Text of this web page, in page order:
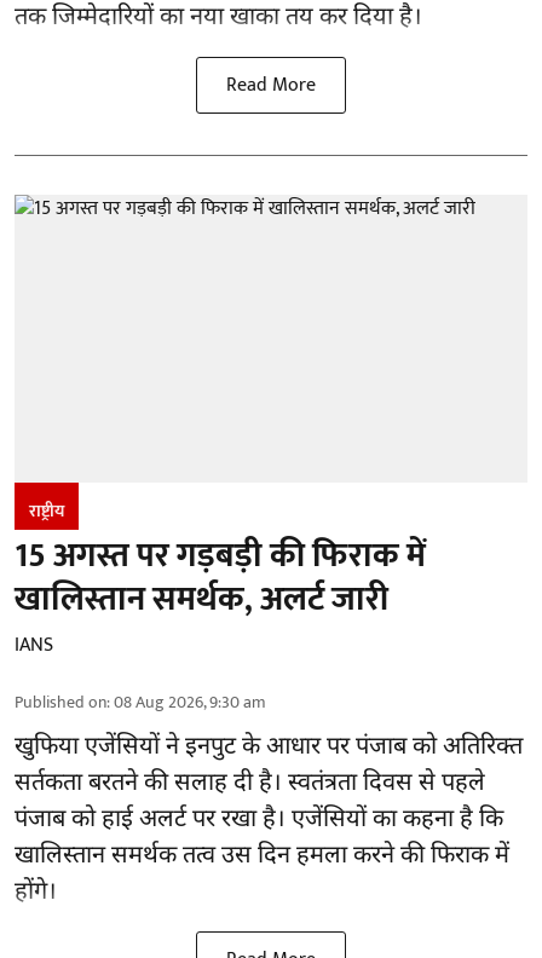
तक जिम्मेदारियों का नया खाका तय कर दिया है।
Read More
राष्ट्रीय
15 अगस्त पर गड़बड़ी की फिराक में
खालिस्तान समर्थक, अलर्ट जारी
IANS
Published on:08 Aug 2026, 9:30 am
खुफिया एजेंसियों ने इनपुट के आधार पर पंजाब को अतिरिक्त
सर्तकता बरतने की सलाह दी है। स्वतंत्रता दिवस से पहले
पंजाबको हाई अलर्ट पर रखा है। एजेंसियों का कहना है कि
खालिस्तान समर्थक तत्व उस दिन हमला करने की फिराक में
होंगे।